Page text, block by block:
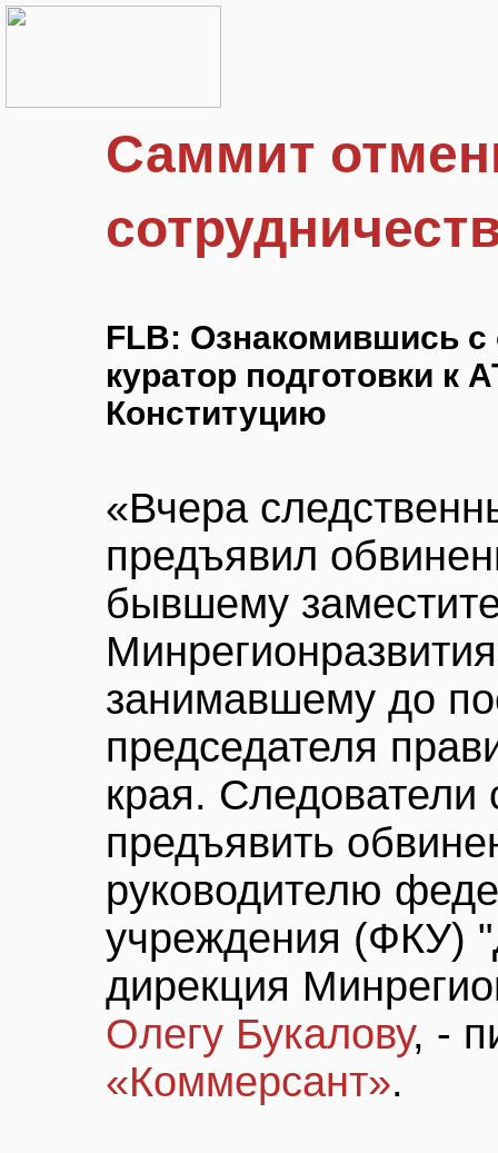
Саммит
FLB: Ознакомившись
куратор подготовки к
Конституцию
«Вчера
предъявил
бывшему
занимавшему до
председателя
края. Следователи
предъявить
руководителю
учреждения (ФКУ)
дирекция
Олегу Букалову, -
«Коммерсант».